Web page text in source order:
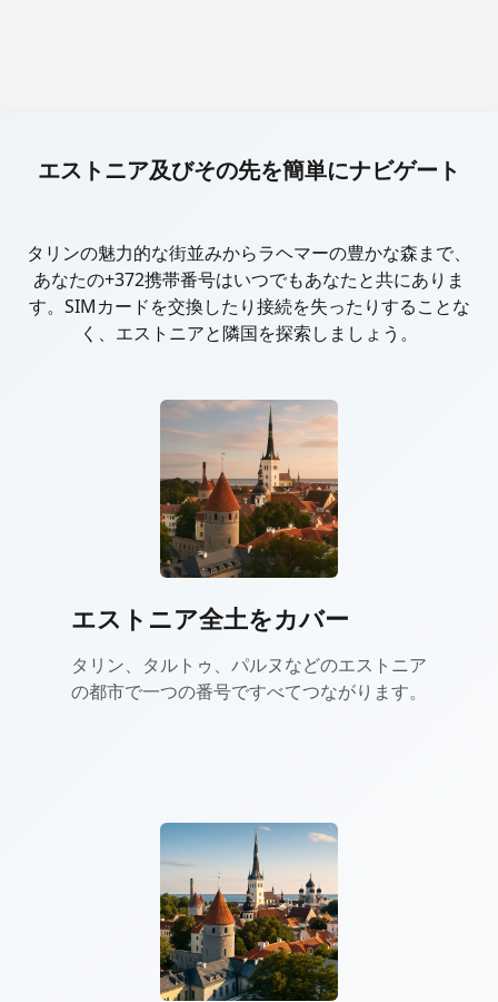
エストニア及びその先を簡単にナビゲート
タリンの魅力的な街並みからラヘマーの豊かな森まで、
あなたの+372携帯番号はいつでもあなたと共にありま
す。SIMカードを交換したり接続を失ったりすることな
く、エストニアと隣国を探索しましょう。
エストニア全土をカバー
タリン、タルトゥ、パルヌなどのエストニア
の都市で一つの番号ですべてつながります。